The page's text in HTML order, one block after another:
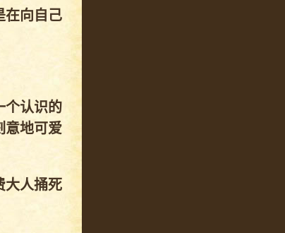
在向自己
个认识的
意地可爱
大人捅死